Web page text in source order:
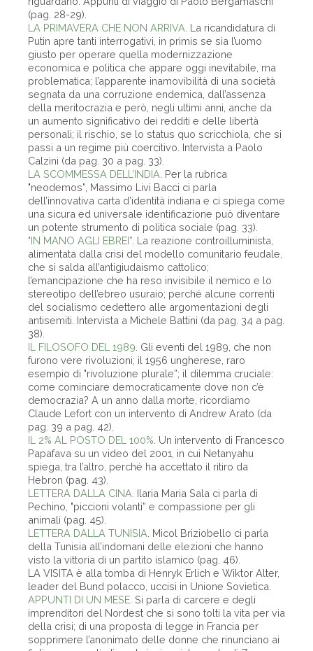
(pag. 28-29).
LA PRIMAVERA CHE NON ARRIVA . La ricandidatura di
Putin apre tanti interrogativi, in primis se sia l’uomo
giusto per operare quella modernizzazione
economica e politica che appare oggi inevitabile, ma
problematica; l’apparente inamovibilità di una società
segnata da una corruzione endemica, dall’assenza
della meritocrazia e però, negli ultimi anni, anche da
un aumento significativo dei redditi e delle libertà
personali; il rischio, se lo status quo scricchiola, che si
passi a un regime più coercitivo. Intervista a Paolo
Calzini (da pag. 30 a pag. 33).
LA SCOMMESSA DELL’INDIA . Per la rubrica
"neodemos”, Massimo Livi Bacci ci parla
dell’innovativa carta d’identità indiana e ci spiega come
una sicura ed universale identificazione può diventare
un potente strumento di politica sociale (pag. 33).
"IN MANO AGLI EBREI” . La reazione controilluminista,
alimentata dalla crisi del modello comunitario feudale,
che si salda all’antigiudaismo cattolico;
l’emancipazione che ha reso invisibile il nemico e lo
stereotipo dell’ebreo usuraio; perché alcune correnti
del socialismo cedettero alle argomentazioni degli
antisemiti. Intervista a Michele Battini (da pag. 34 a pag.
38).
IL FILOSOFO DEL 1989 . Gli eventi del 1989, che non
furono vere rivoluzioni; il 1956 ungherese, raro
esempio di "rivoluzione plurale”; il dilemma cruciale:
come cominciare democraticamente dove non c’è
democrazia? A un anno dalla morte, ricordiamo
Claude Lefort con un intervento di Andrew Arato (da
pag. 39 a pag. 42).
IL 2% AL POSTO DEL 100% . Un intervento di Francesco
Papafava su un video del 2001, in cui Netanyahu
spiega, tra l’altro, perché ha accettato il ritiro da
Hebron (pag. 43).
LETTERA DALLA CINA. Ilaria Maria Sala ci parla di
Pechino, "piccioni volanti” e compassione per gli
animali (pag. 45).
LETTERA DALLA TUNISIA . Micol Briziobello ci parla
della Tunisia all’indomani delle elezioni che hanno
visto la vittoria di un partito islamico (pag. 46).
LA VISITA è alla tomba di Henryk Erlich e Wiktor Alter,
leader del Bund polacco, uccisi in Unione Sovietica.
APPUNTI DI UN MESE . Si parla di carcere e degli
imprenditori del Nordest che si sono tolti la vita per via
della crisi; di una proposta di legge in Francia per
sopprimere l’anonimato delle donne che rinunciano ai